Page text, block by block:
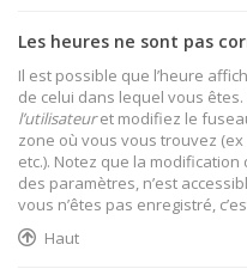
Les heures ne sont pas
Il est possible que l’heure
de celui dans lequel vous
l’utilisateuret modifiez le
zone où vous vous trouvez (ex
etc.). Notez que la
des paramètres, n’est
vous n’êtes pas enregistré,
Haut